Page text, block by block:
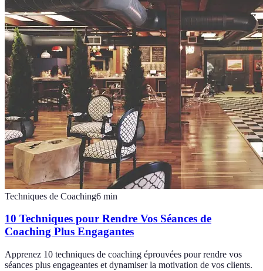
Techniques de Coaching6 min
10 Techniques pour Rendre Vos Séances de
Coaching Plus Engagantes
Apprenez 10 techniques de coaching éprouvées pour rendre vos
séances plus engageantes et dynamiser la motivation de vos clients.